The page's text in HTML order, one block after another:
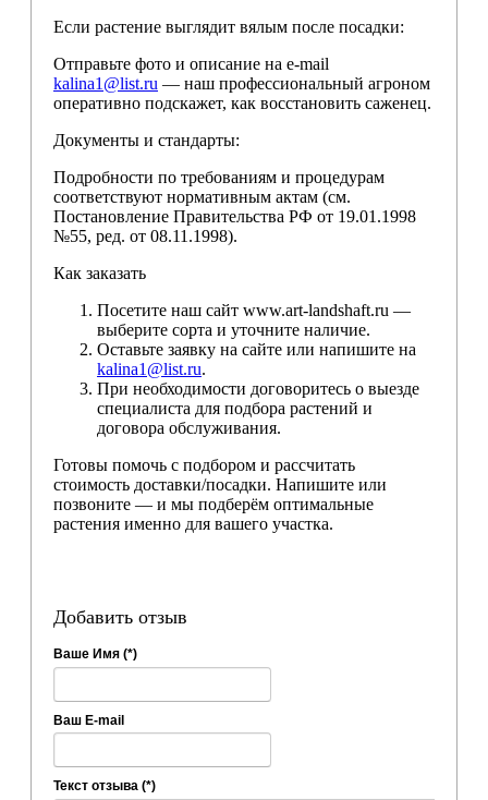
Если растение выглядит вялым после посадки:
Отправьте фото и описание на e-mail
kalina1@list.ru — наш профессиональный агроном
оперативно подскажет, как восстановить саженец.
Документы и стандарты:
Подробности по требованиям и процедурам
соответствуют нормативным актам (см.
Постановление Правительства РФ от 19.01.1998
№55, ред. от 08.11.1998).
Как заказать
Посетите наш сайт www.art-landshaft.ru —
выберите сорта и уточните наличие.
Оставьте заявку на сайте или напишите на
kalina1@list.ru.
При необходимости договоритесь о выезде
специалиста для подбора растений и
договора обслуживания.
Готовы помочь с подбором и рассчитать
стоимость доставки/посадки. Напишите или
позвоните — и мы подберём оптимальные
растения именно для вашего участка.
Добавить отзыв
Ваше Имя (*)
Ваш E-mail
Текст отзыва (*)